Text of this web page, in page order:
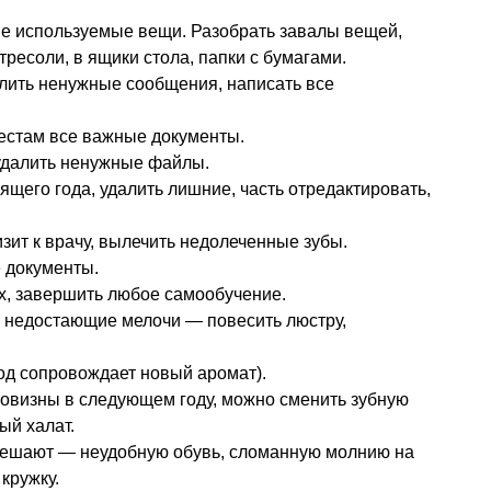
используемые вещи. Разобрать завалы вещей,
в ящики стола, папки с бумагами.
ненужные сообщения, написать все
все важные документы.
ненужные файлы.
года, удалить лишние, часть отредактировать,
к врачу, вылечить недолеченные зубы.
завершить любое самообучение.
мелочи — повесить люстру,
сопровождает новый аромат).
в следующем году, можно сменить зубную
халат.
— неудобную обувь, сломанную молнию на